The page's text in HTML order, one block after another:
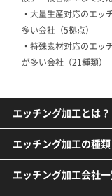
・大量生産対応のエ
多い会社（5拠点）
・特殊素材対応のエ
が多い会社（21種類）
エッチング加工とは？
エッチング加工の種類
エッチング加工会社